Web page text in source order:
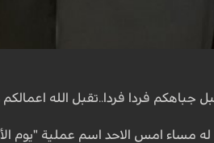
جباهكم فردا فردا..تقبل الله
مساء امس الاحد اسم عملية "يوم